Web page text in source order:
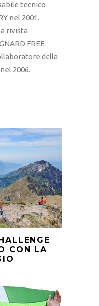
tecnico
nel 2001.
rivista
FREE
della
2006.
CON LA